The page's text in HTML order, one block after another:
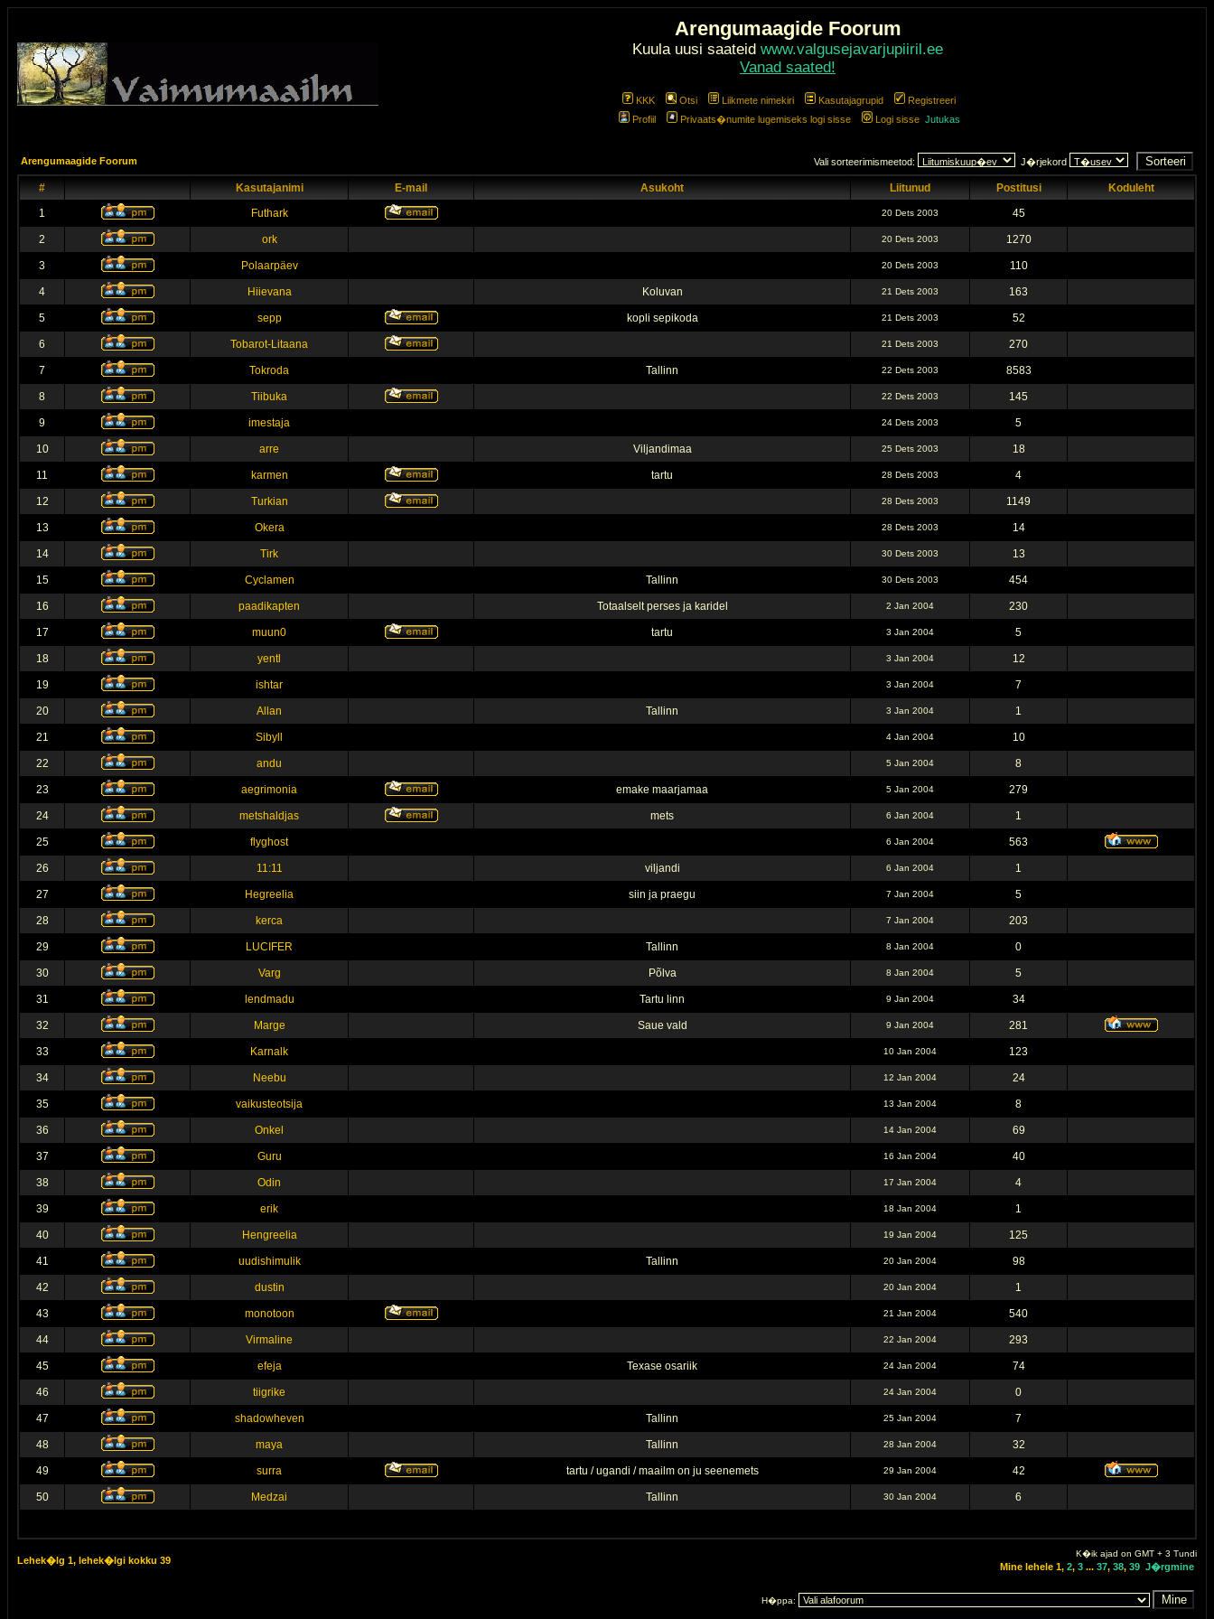
Arengumaagide Foorum
Kuula uusi saateid www.valgusejavarjupiiril.ee
Vanad saated!
KKK Otsi Liikmete nimekiri Kasutajagrupid
Registreeri
Profiil
Privaats�numite lugemiseks logi sisse Logi sisse Jutukas
Arengumaagide Foorum Vali sorteerimismeetod: J�rjekord
# Kasutajanimi E-mail Asukoht Liitunud Postitusi
Koduleht
1
Futhark 20 Dets 2003 45
2 ork 20 Dets 2003 1270
3 Polaarpäev 20 Dets 2003 110
4 Hiievana Koluvan 21 Dets 2003 163
5 sepp kopli sepikoda 21 Dets 2003 52
6 Tobarot-Litaana 21 Dets 2003 270
7 Tokroda Tallinn 22 Dets 2003 8583
8 Tiibuka 22 Dets 2003 145
9 imestaja 24 Dets 2003 5
10 arre Viljandimaa 25 Dets 2003 18
11 karmen tartu 28 Dets 2003 4
12 Turkian 28 Dets 2003 1149
13 Okera 28 Dets 2003 14
14 Tirk 30 Dets 2003 13
15 Cyclamen Tallinn 30 Dets 2003 454
16 paadikapten Totaalselt perses ja karidel 2 Jan 2004 230
17 muun0 tartu 3 Jan 2004 5
18 yentl 3 Jan 2004 12
19 ishtar 3 Jan 2004 7
20 Allan Tallinn 3 Jan 2004 1
21 Sibyll 4 Jan 2004 10
22 andu 5 Jan 2004 8
23 aegrimonia emake maarjamaa 5 Jan 2004 279
24 metshaldjas mets 6 Jan 2004 1
25 flyghost 6 Jan 2004 563
26 11:11 viljandi 6 Jan 2004 1
27 Hegreelia siin ja praegu 7 Jan 2004 5
28 kerca 7 Jan 2004 203
29 LUCIFER Tallinn 8 Jan 2004 0
30 Varg Põlva 8 Jan 2004 5
31 lendmadu Tartu linn 9 Jan 2004 34
32 Marge Saue vald 9 Jan 2004 281
33 Karnalk 10 Jan 2004 123
34 Neebu 12 Jan 2004 24
35 vaikusteotsija 13 Jan 2004 8
36 Onkel 14 Jan 2004 69
37 Guru 16 Jan 2004 40
38 Odin 17 Jan 2004 4
39 erik 18 Jan 2004 1
40 Hengreelia 19 Jan 2004 125
41 uudishimulik Tallinn 20 Jan 2004 98
42 dustin 20 Jan 2004 1
43 monotoon 21 Jan 2004 540
44 Virmaline 22 Jan 2004 293
45 efeja Texase osariik 24 Jan 2004 74
46 tiigrike 24 Jan 2004 0
47 shadowheven Tallinn 25 Jan 2004 7
48 maya Tallinn 28 Jan 2004 32
49 surra tartu / ugandi / maailm on ju seenemets 29 Jan 2004 42
50 Medzai Tallinn 30 Jan 2004 6
Lehek�lg 1, lehek�lgi kokku 39
K�ik ajad on GMT + 3 Tundi
Mine lehele 1, 2, 3 ... 37, 38, 39 J�rgmine
H�ppa: